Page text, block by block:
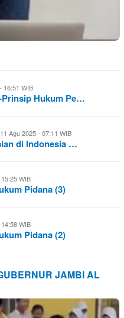
16:51 WIB
Hukum Pe…
11 Agu 2025 - 07:11 WIB
di Indonesia …
WIB
Pidana (3)
WIB
Pidana (2)
JAMBI AL